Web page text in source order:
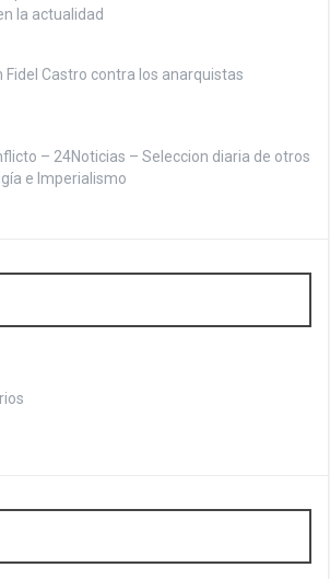
la actualidad
Fidel Castro contra los anarquistas
– 24Noticias – Seleccion diaria de otros
e Imperialismo